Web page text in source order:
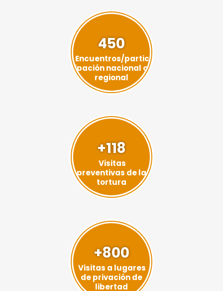
450
Encuentros/partic
ipación nacional o
regional
+118
Visitas
preventivas de la
tortura
+800
Visitas a lugares
de privación de
libertad